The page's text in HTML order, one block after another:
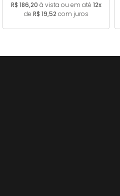
R$ 186,20 à vista ou em até 12x
de R$ 19,52 com juros